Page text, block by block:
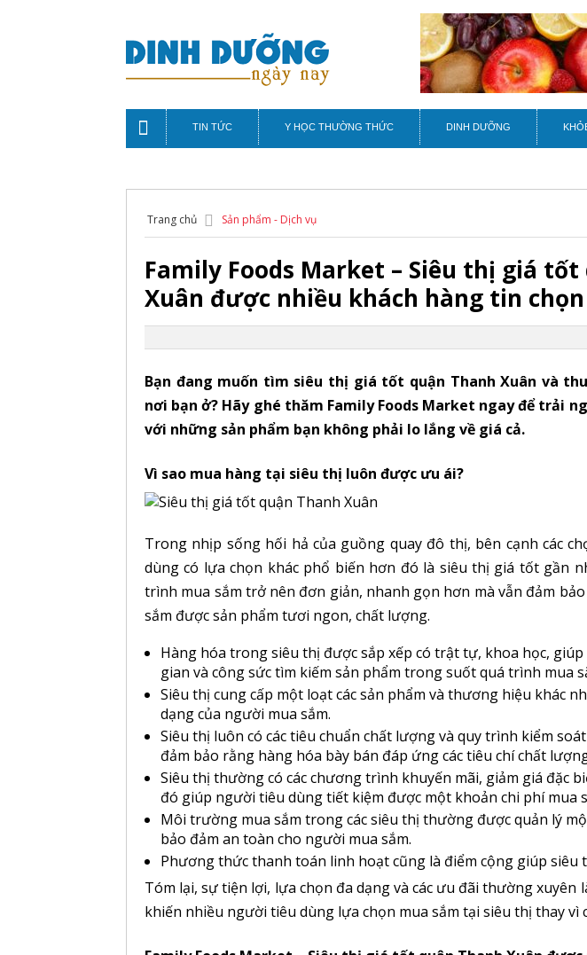
TIN TỨC Y HỌC THƯỜNG THỨC DINH DƯỠNG
Trang chủ Sản phẩm - Dịch vụ
Family Foods Market – Siêu thị giá tốt
Xuân được nhiều khách hàng tin chọn
Bạn đang muốn tìm siêu thị giá tốt quận Thanh Xuân và
nơi bạn ở? Hãy ghé thăm Family Foods Market ngay để trải
với những sản phẩm bạn không phải lo lắng về giá cả.
Vì sao mua hàng tại siêu thị luôn được ưu ái?
Trong nhịp sống hối hả của guồng quay đô thị, bên cạnh các
dùng có lựa chọn khác phổ biến hơn đó là siêu thị giá tốt gần
trình mua sắm trở nên đơn giản, nhanh gọn hơn mà vẫn đảm
sắm được sản phẩm tươi ngon, chất lượng.
Hàng hóa trong siêu thị được sắp xếp có trật tự, khoa học,
gian và công sức tìm kiếm sản phẩm trong suốt quá trình mua
Siêu thị cung cấp một loạt các sản phẩm và thương hiệu khác
dạng của người mua sắm.
Siêu thị luôn có các tiêu chuẩn chất lượng và quy trình kiểm
đảm bảo rằng hàng hóa bày bán đáp ứng các tiêu chí chất
Siêu thị thường có các chương trình khuyến mãi, giảm giá đặc
đó giúp người tiêu dùng tiết kiệm được một khoản chi phí mua
Môi trường mua sắm trong các siêu thị thường được quản lý
bảo đảm an toàn cho người mua sắm.
Phương thức thanh toán linh hoạt cũng là điểm cộng giúp siêu
Tóm lại, sự tiện lợi, lựa chọn đa dạng và các ưu đãi thường
khiến nhiều người tiêu dùng lựa chọn mua sắm tại siêu thị thay vì